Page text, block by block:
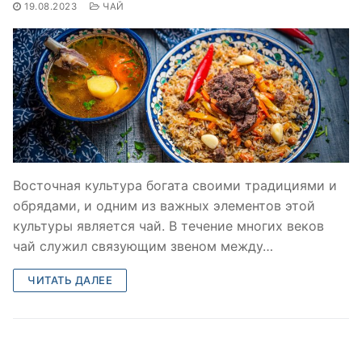
19.08.2023 ЧАЙ
Восточная культура богата своими традициями и
обрядами, и одним из важных элементов этой
культуры является чай. В течение многих веков
чай служил связующим звеном между…
ЧИТАТЬ ДАЛЕЕ